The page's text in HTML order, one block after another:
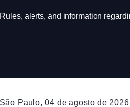
Rules, alerts, and information
São Paulo, 04 de agosto de 2026